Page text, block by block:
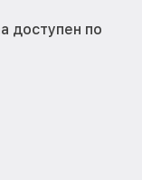
доступен по